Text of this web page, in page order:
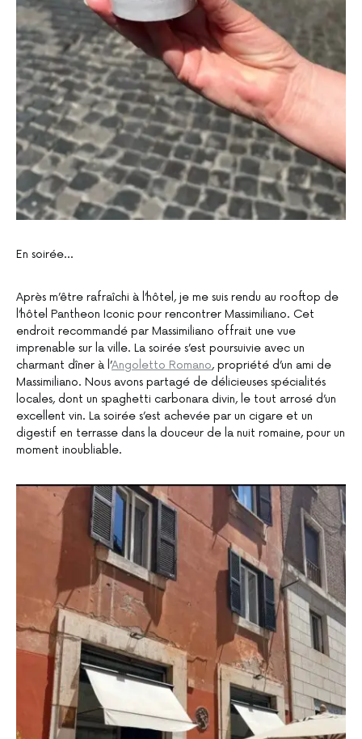
En soirée…
Après m’être rafraîchi à l’hôtel, je me suis rendu au rooftop de
l’hôtel Pantheon Iconic pour rencontrer Massimiliano. Cet
endroit recommandé par Massimiliano offrait une vue
imprenable sur la ville. La soirée s’est poursuivie avec un
charmant dîner à l’Angoletto Romano, propriété d’un ami de
Massimiliano. Nous avons partagé de délicieuses spécialités
locales, dont un spaghetti carbonara divin, le tout arrosé d’un
excellent vin. La soirée s’est achevée par un cigare et un
digestif en terrasse dans la douceur de la nuit romaine, pour un
moment inoubliable.